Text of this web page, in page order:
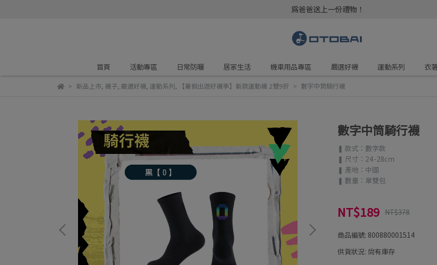
為爸爸送上一份禮物！
首頁 活動專區 日常防曬 居家生活 機車用品專區 嚴選好襪 運動系列 衣
新品上市, 襪子, 嚴選好襪, 運動系列, 【暑假出遊好襪季】新款運動襪 2雙9折 數字中筒騎行襪
數字中筒騎行襪
❚ 款式：數字款
❚ 尺寸：24-28cm
❚ 產地：中國
❚ 數量：單雙包
NT$189 NT$378
商品編號: 800880001514
供貨狀況: 尚有庫存